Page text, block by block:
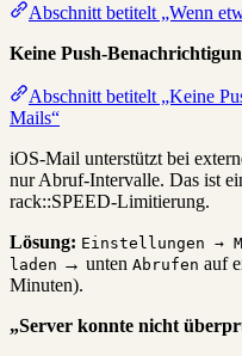
Abschnitt betitelt „Wenn
Keine Push-
Abschnitt betitelt „Keine
Mails“
iOS-Mail unterstützt bei
nur Abruf-Intervalle. Das ist
rack::SPEED-Limitierung.
Lösung: Einstellungen →
laden → unten Abrufen auf
Minuten).
„Server konnte nicht